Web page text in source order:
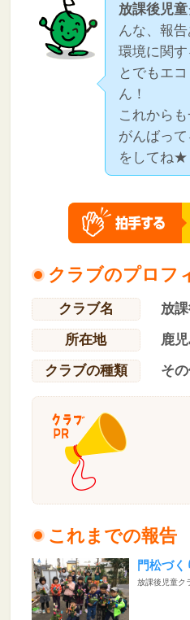
放課後児
んな、報告
環境に関
とでもエ
ん！
これから
がんばっ
をしてね★
クラブのプロフ
クラブ名
放
所在地
鹿
クラブの種類
そ
これまでの報告
門松づく
放課後児童ク